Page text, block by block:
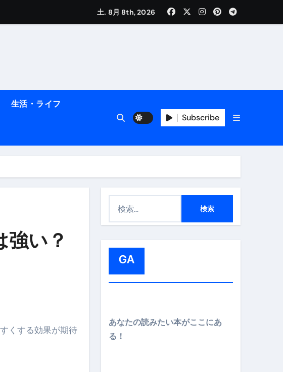
る対処法
選！
【あすけん活用術】
習慣 | レシピ付き | ダイエット中の食事
説
】
ームードメイン】
土. 8月 8th, 2026
生活・ライフ
Subscribe
い？
くする効果が期待
GA
あなたの読みたい本がここにあ
る！